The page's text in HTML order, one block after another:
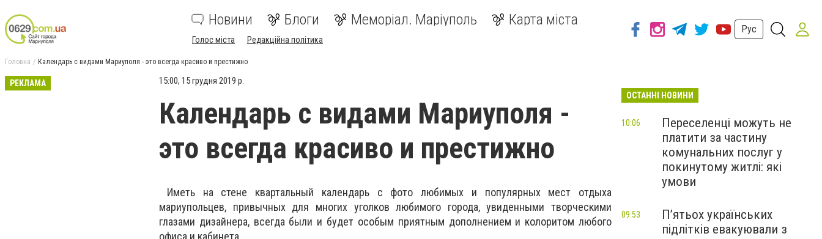
Новини Блоги Меморіал. Маріуполь Карта міста
Голос міста Редакційна політика
Рус
Головна Календарь с видами Мариуполя - это всегда красиво и престижно
РЕКЛАМА 15:00, 15 грудня 2019 р.
Календарь с видами Мариуполя -
это всегда красиво и престижно
Иметь на стене квартальный календарь с фото любимых и популярных мест отдыха
мариупольцев, привычных для многих уголков любимого города, увиденными творческими
глазами дизайнера, всегда были и будет особым приятным дополнением и колоритом любого
офиса и кабинета.
ОСТАННІ НОВИНИ
Переселенці можуть не
платити за частину
комунальних послуг у
покинутому житлі: які
умови
10:06
П’ятьох українських
підлітків евакуювали з
09:53